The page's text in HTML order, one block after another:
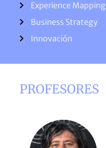
Experience Mapping
Business Strategy
Innovación
PROFESORES